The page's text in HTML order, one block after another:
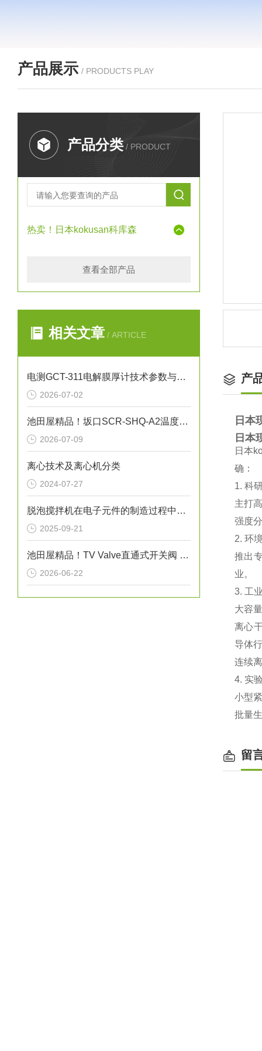
产品展示 / PRODUCTS PLAY
产品分类 / PRODUCT
热卖！日本kokusan科库森
查看全部产品
相关文章 / ARTICLE
电测GCT-311电解膜厚计技术参数与应用解析
2026-07-02
池田屋精品！坂口SCR-SHQ-A2温度控制器技术参数
2026-07-09
离心技术及离心机分类
2024-07-27
脱泡搅拌机在电子元件的制造过程中的作用
2025-09-21
池田屋精品！TV Valve直通式开关阀 参数介绍
2026-06-22
产
日本
日本
日本‌
确：
1. 科
主打‌
强度
2. 环
推出‌
业。
3. 工
大容
离心
导体
连续
4. 实
小型
批量
留